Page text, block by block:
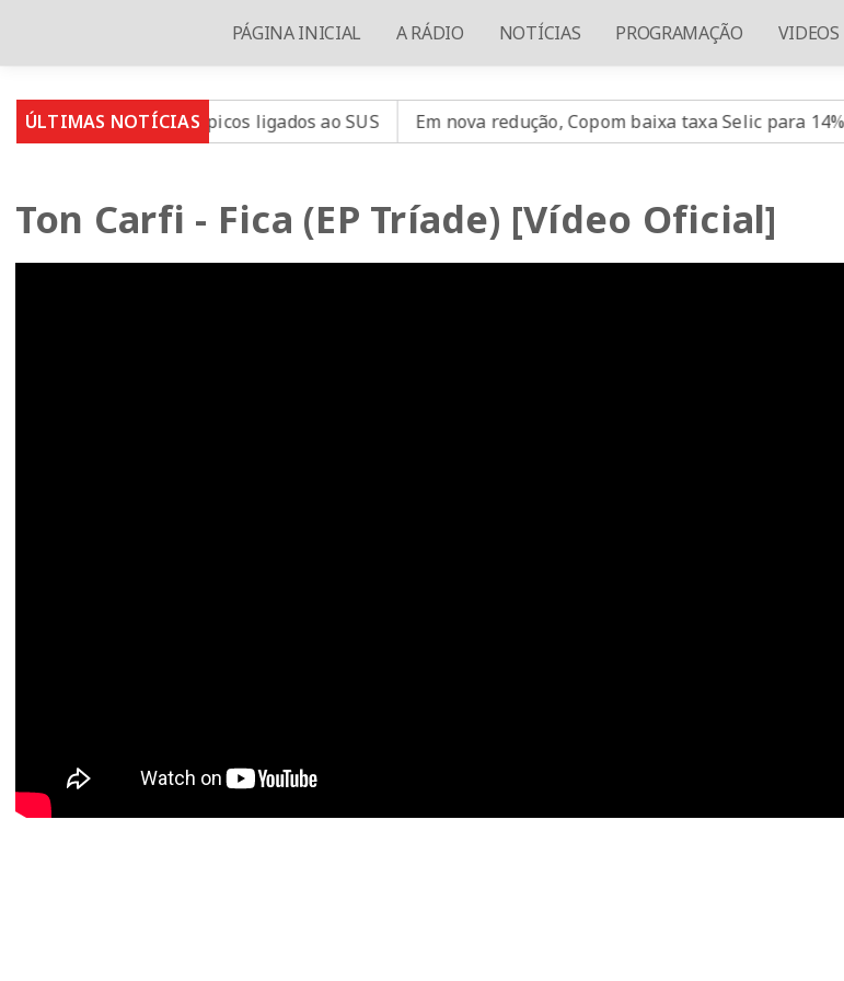
PÁGINA INICIAL A RÁDIO NOTÍCIAS PROGRAMAÇÃO VIDEOS
ÚLTIMAS NOTÍCIAS
filantrópicos ligados ao SUS Em nova redução, Copom baixa taxa Selic para 14% ao ano
Ton Carfi - Fica (EP Tríade) [Vídeo Oficial]